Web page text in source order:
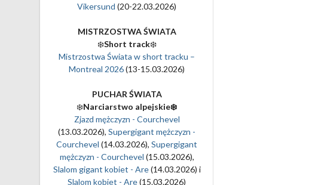
Vikersund (20-22.03.2026)
MISTRZOSTWA ŚWIATA
❄️Short track❄️
Mistrzostwa Świata w short tracku –
Montreal 2026(13-15.03.2026)
PUCHAR ŚWIATA
❄️Narciarstwo alpejskie❄️
Zjazd mężczyzn - Courchevel
(13.03.2026),Supergigant mężczyzn -
Courchevel (14.03.2026),Supergigant
mężczyzn - Courchevel (15.03.2026),
Slalom gigant kobiet - Are(14.03.2026) i
Slalom kobiet - Are(15.03.2026)